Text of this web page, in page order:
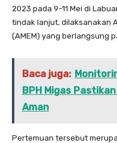
2023 pada 9-11 Mei di
tindak lanjut, dilaksanakan
(AMEM) yang berlangsung
Baca juga:
BPH Migas
Aman
Pertemuan tersebut